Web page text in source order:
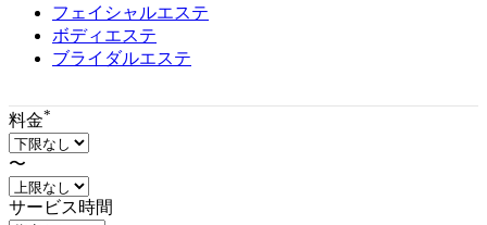
フェイシャルエステ
ボディエステ
ブライダルエステ
料金*
〜
サービス時間